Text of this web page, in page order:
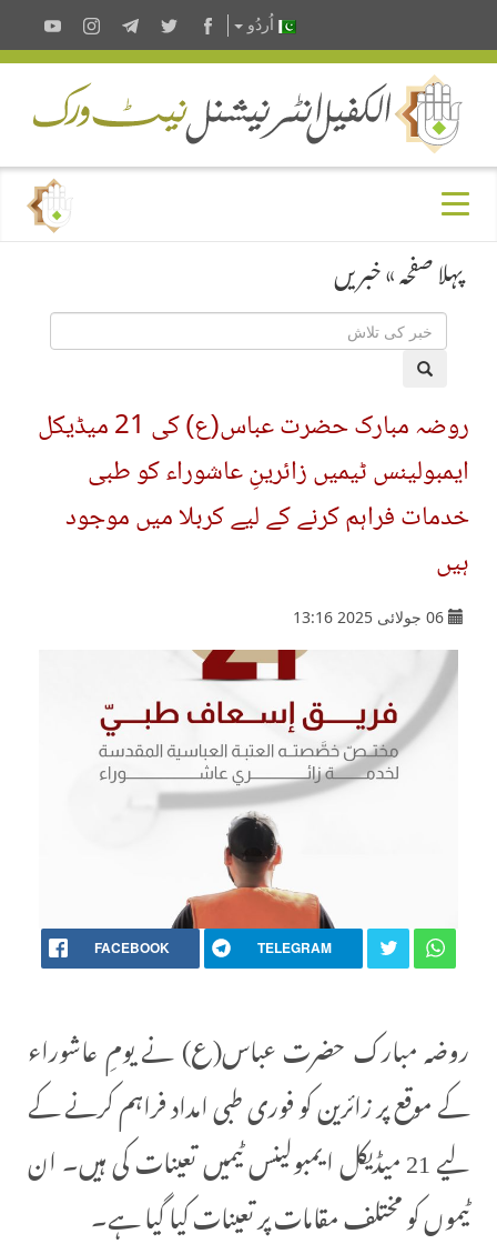
اُردُو
پہلا صفحہ»خبریں
روضہ مبارک حضرت عباس(ع) کی 21 میڈیکل
ایمبولینس ٹیمیں زائرینِ عاشوراء کو طبی
خدمات فراہم کرنے کے لیے کربلا میں موجود
ہیں
06 جولائی 2025 13:16
FACEBOOK TELEGRAM
روضہ مبارک حضرت عباس(ع) نے یومِ عاشوراء
کے موقع پر زائرین کو فوری طبی امداد فراہم کرنے کے
لیے 21 میڈیکل ایمبولینس ٹیمیں تعینات کی ہیں۔ ان
ٹیموں کو مختلف مقامات پر تعینات کیا گیا ہے۔